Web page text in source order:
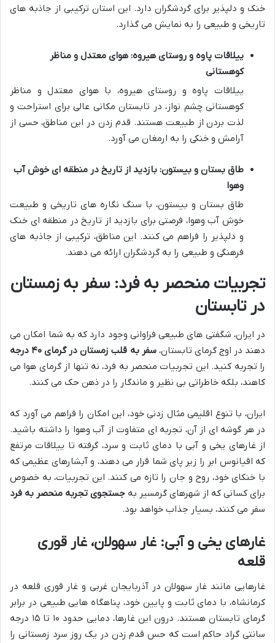
خنک و دلپذیر برای گردشگران دارد. این استان ترکیبی از جاذبه های
تاریخی و طبیعی را به نمایش می گذارد.
ییلاقات پاوه و روستای هیروه: هوای معتدل و مناظر
کوهستانی
ییلاقات پاوه و روستای هیروه، با هوای معتدل و مناظر
کوهستانی چشم نواز، در تابستان مکانی عالی برای استراحت و
لذت بردن از طبیعت هستند. قدم زدن در این مناطق، حسی از
آرامش و خنکی را به ارمغان می آورد.
طاق بستان و بیستون: بازدید از تاریخ در منطقه ای خوش آب
وهوا
طاق بستان و بیستون، با سنگ نگاره های تاریخی و طبیعت
خوش آب وهوا، فرصتی برای بازدید از تاریخ در منطقه ای خنک
و دلپذیر را فراهم می کنند. این مناطق، ترکیبی از جاذبه های
فرهنگی و طبیعی را به گردشگران ارائه می دهند.
تجربیات منحصر به فرد: سفر به زمستان
در تابستان
در ایران، شگفتی های طبیعی فراوانی وجود دارد که به شما امکان می
دهند در اوج گرمای تابستان،سفر به قلب زمستان در گرمای ۴۰ درجه
را تجربه کنید. این تجربیات منحصر به فرد، نه تنها از گرمای هوا می
کاهند، بلکه خاطراتی بی نظیر و ماندگار را در ذهن حک می کنند.
ایران، با تنوع اقلیمی مثال زدنی خود، این امکان را فراهم می آورد که
در هر گوشه ای از آن، تجربه ای متفاوت از آب وهوا را داشته باشید.
از غارهای یخی و آبی با دمای ثابت و سرد، گرفته تا ییلاقات مرتفع
که اقیانوس ابر را زیر پای شما قرار می دهند، و آبشارهای عظیمی که
با خنکای خود، روح و جان را تازه می کنند. این تجربیات، به خصوص
برای کسانی که از شهرهای گرمسیر به جستجوی تجربه منحصر به فرد
سفر می کنند، بسیار جذاب خواهد بود.
غارهای یخی و آبی: غار سهولان، غار قوری
قلعه
غارهایی مانند غار سهولان در آذربایجان غربی و غار قوری قلعه در
کرمانشاه، با دمای ثابت و پایین خود، پناهگاه هایی طبیعی در برابر
گرمای تابستان هستند. درون این غارها، دمایی حدود ۱۰ تا ۱۵ درجه
سانتی گراد حاکم است که حس قدم زدن در یک روز سرد زمستانی را